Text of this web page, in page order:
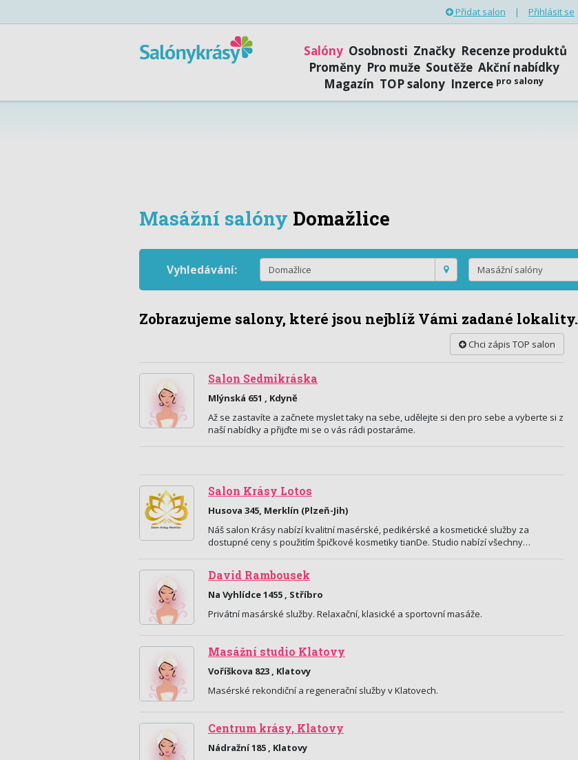
Přidat salon | Přihlásit se
Salóny Osobnosti Značky Recenze produktů
Proměny Pro muže Soutěže Akční nabídky
Magazín TOP salony Inzerce pro salony
Masážní salóny Domažlice
Vyhledávání:
Zobrazujeme salony, které jsou nejblíž Vámi zadané lokality.
Chci zápis TOP salon
Salon Sedmikráska
Mlýnská 651 , Kdyně
Až se zastavíte a začnete myslet taky na sebe, udělejte si den pro sebe a vyberte si z
naší nabídky a přijďte mi se o vás rádi postaráme.
Salon Krásy Lotos
Husova 345, Merklín (Plzeň-Jih)
Náš salon Krásy nabízí kvalitní masérské, pedikérské a kosmetické služby za
dostupné ceny s použitím špičkové kosmetiky tianDe. Studio nabízí všechny…
David Rambousek
Na Vyhlídce 1455 , Stříbro
Privátní masárské služby. Relaxační, klasické a sportovní masáže.
Masážní studio Klatovy
Voříškova 823 , Klatovy
Masérské rekondiční a regenerační služby v Klatovech.
Centrum krásy, Klatovy
Nádražní 185 , Klatovy